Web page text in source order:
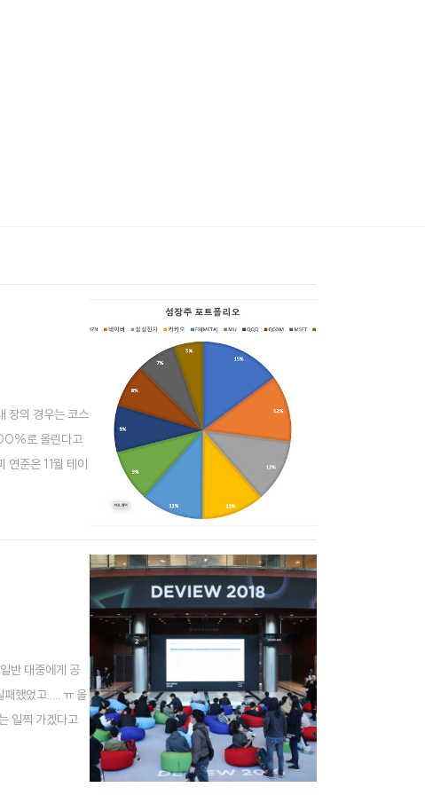
장의 경우는 코스
로 올린다고
연준은 11월 테이
반 대중에게 공
했었고..... ㅠ 올
일찍 가겠다고